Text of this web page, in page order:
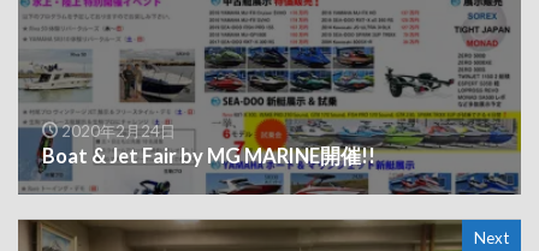
2020年2月24日
Boat & Jet Fair by MG MARINE開催!!
Next